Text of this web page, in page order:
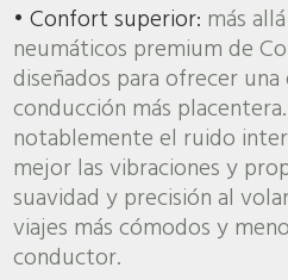
• Confort superior: más
neumáticos premium de
diseñados para ofrecer
conducción más
notablemente el ruido
mejor las vibraciones y
suavidad y precisión al
viajes más cómodos y
conductor.